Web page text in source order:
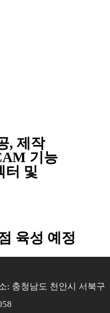
, 제작
기능
터 및
육성 예정
: 충청남도 천안시 서북구